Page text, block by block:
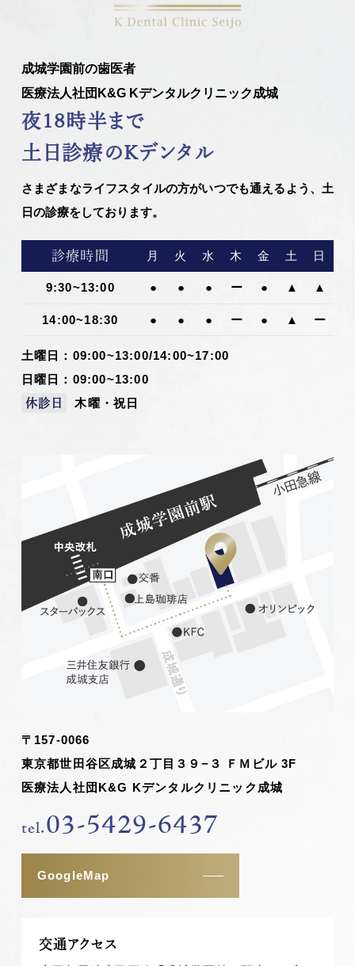
成城学園前の歯医者
医療法人社団K&G Kデンタルクリニック成城
夜18時半まで
土日診療のKデンタル
さまざまなライフスタイルの方がいつでも通えるよう、土
日の診療をしております。
診療時間 月 火 水 木 金 土 日
9:30~13:00 ● ● ● ー ● ▲ ▲
14:00~18:30 ● ● ● ー ● ▲ ー
土曜日：09:00~13:00/14:00~17:00
日曜日：09:00~13:00
休診日 木曜・祝日
〒157-0066
東京都世田谷区成城２丁目３９−３ ＦＭビル 3F
医療法人社団K&G Kデンタルクリニック成城
tel.03-5429-6437
GoogleMap
交通アクセス